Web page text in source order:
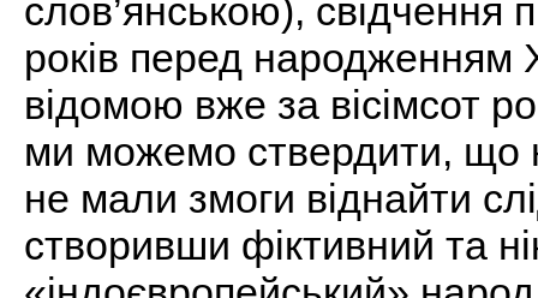
слов’янською), свідчення
років перед народженням
відомою вже за вісімсот
ми можемо ствердити, що
не мали змоги віднайти
створивши фіктивний та